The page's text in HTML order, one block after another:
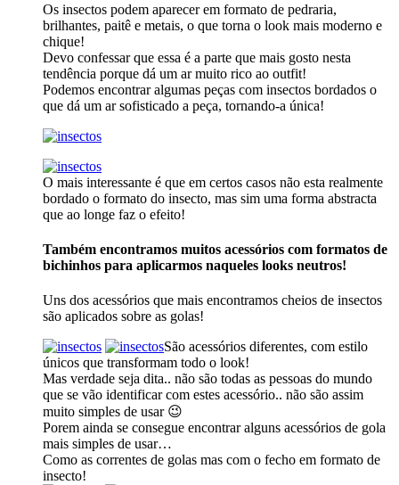
Os insectos podem aparecer em formato de pedraria,
brilhantes, paitê e metais, o que torna o look mais moderno e
chique!
Devo confessar que essa é a parte que mais gosto nesta
tendência porque dá um ar muito rico ao outfit!
Podemos encontrar algumas peças com insectos bordados o
que dá um ar sofisticado a peça, tornando-a única!
O mais interessante é que em certos casos não esta realmente
bordado o formato do insecto, mas sim uma forma abstracta
que ao longe faz o efeito!
Também encontramos muitos acessórios com formatos de
bichinhos para aplicarmos naqueles looks neutros!
Uns dos acessórios que mais encontramos cheios de insectos
são aplicados sobre as golas!
São acessórios diferentes, com estilo
únicos que transformam todo o look!
Mas verdade seja dita.. não são todas as pessoas do mundo
que se vão identificar com estes acessório.. não são assim
muito simples de usar 😉
Porem ainda se consegue encontrar alguns acessórios de gola
mais simples de usar…
Como as correntes de golas mas com o fecho em formato de
insecto!